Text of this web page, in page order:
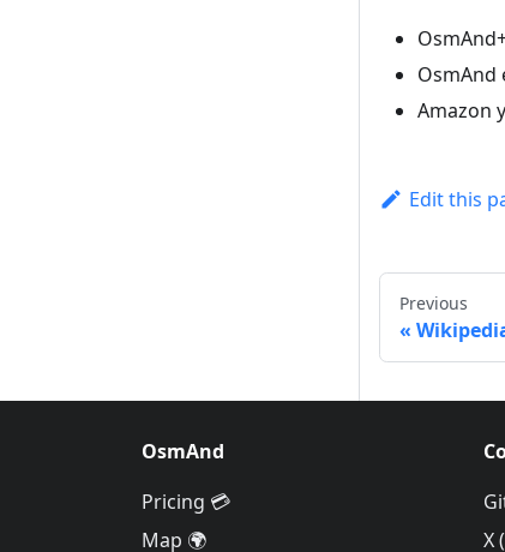
OsmAnd
Amazon
Edit this
Previous
OsmAnd
Pricing 💳
Map 🌍
X